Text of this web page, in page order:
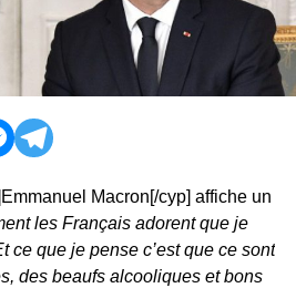
Macron[/cyp] affiche un
les Français adorent que je
ce que je pense c’est que ce sont
des beaufs alcooliques et bons